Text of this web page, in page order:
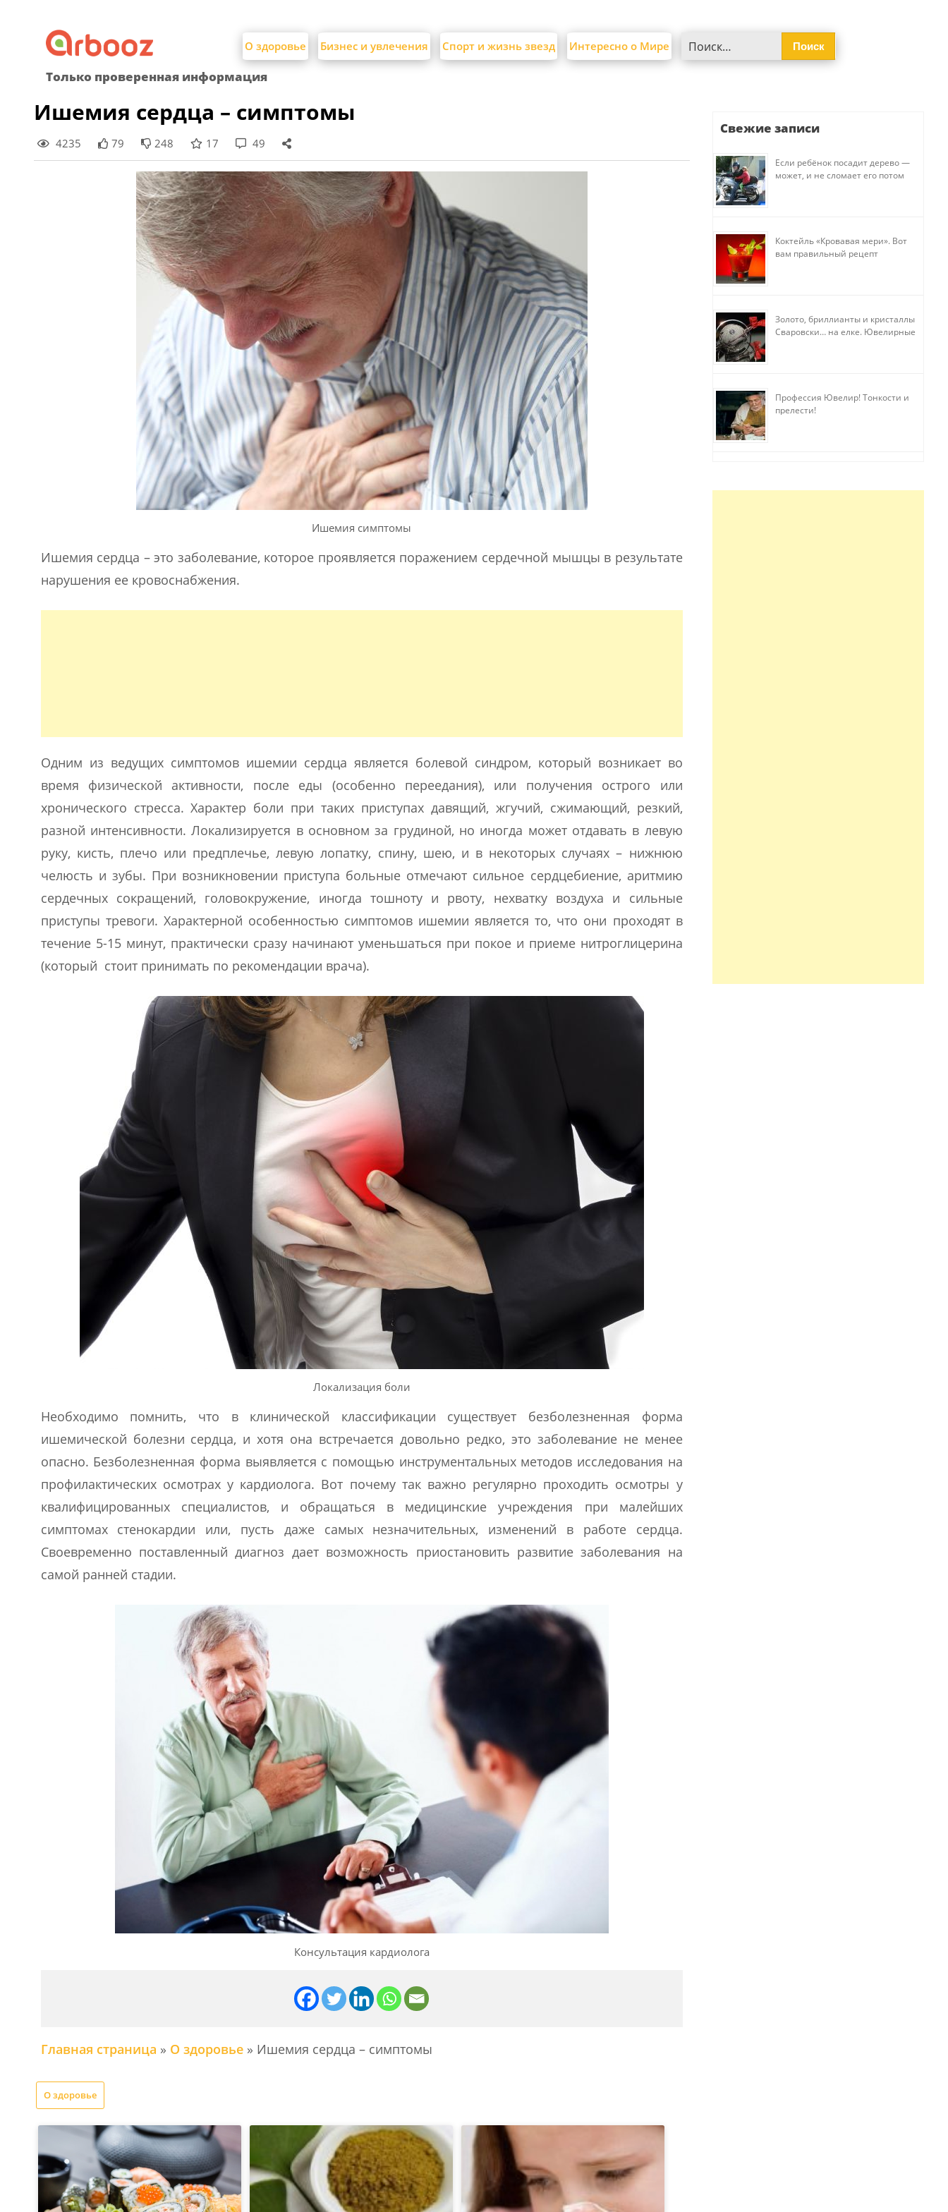
content
О здоровье Бизнес и увлечения Спорт и жизнь звезд Интересно о Мире
Только проверенная информация
Ишемия сердца – симптомы
4235 79 248 17 49
Ишемия симптомы
Ишемия сердца – это заболевание, которое проявляется поражением сердечной мышцы в результате
нарушения ее кровоснабжения.
Одним из ведущих симптомов ишемии сердца является болевой синдром, который возникает во
время физической активности, после еды (особенно переедания), или получения острого или
хронического стресса. Характер боли при таких приступах давящий, жгучий, сжимающий, резкий,
разной интенсивности. Локализируется в основном за грудиной, но иногда может отдавать в левую
руку, кисть, плечо или предплечье, левую лопатку, спину, шею, и в некоторых случаях – нижнюю
челюсть и зубы. При возникновении приступа больные отмечают сильное сердцебиение, аритмию
сердечных сокращений, головокружение, иногда тошноту и рвоту, нехватку воздуха и сильные
приступы тревоги. Характерной особенностью симптомов ишемии является то, что они проходят в
течение 5-15 минут, практически сразу начинают уменьшаться при покое и приеме нитроглицерина
(который стоит принимать по рекомендации врача).
Локализация боли
Необходимо помнить, что в клинической классификации существует безболезненная форма
ишемической болезни сердца, и хотя она встречается довольно редко, это заболевание не менее
опасно. Безболезненная форма выявляется с помощью инструментальных методов исследования на
профилактических осмотрах у кардиолога. Вот почему так важно регулярно проходить осмотры у
квалифицированных специалистов, и обращаться в медицинские учреждения при малейших
симптомах стенокардии или, пусть даже самых незначительных, изменений в работе сердца.
Своевременно поставленный диагноз дает возможность приостановить развитие заболевания на
самой ранней стадии.
Консультация кардиолога
Главная страница » О здоровье» Ишемия сердца – симптомы
О здоровье
Свежие записи
Если ребёнок посадит дерево —
может, и не сломает его потом
Коктейль «Кровавая мери». Вот
вам правильный рецепт
Золото, бриллианты и кристаллы
Сваровски… на елке. Ювелирные
Профессия Ювелир! Тонкости и
прелести!